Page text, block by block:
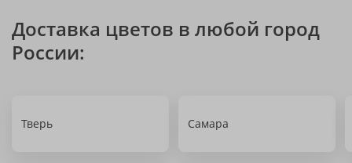
Доставка цветов в любой город
России:
Тверь Самара